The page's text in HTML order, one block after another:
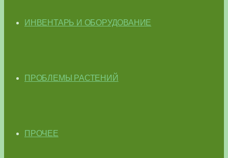
ИНВЕНТАРЬ И ОБОРУДОВАНИЕ
ПРОБЛЕМЫ РАСТЕНИЙ
ПРОЧЕЕ